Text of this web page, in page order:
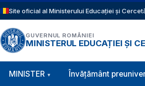
Sari la conținutul principal
Site oficial al Ministerului Educației și
GUVERNUL ROMÂNIEI
MINISTERUL EDUCAȚIEI ȘI
Navigație principală
MINISTER Învăţământ